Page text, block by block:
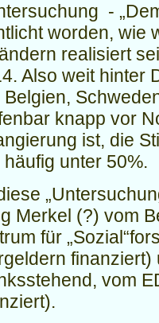
-
worden, wie
realisiert
Also weit hinter
knapp vor
ist, die
unter 50%.
Merkel (?) vom
für
vom